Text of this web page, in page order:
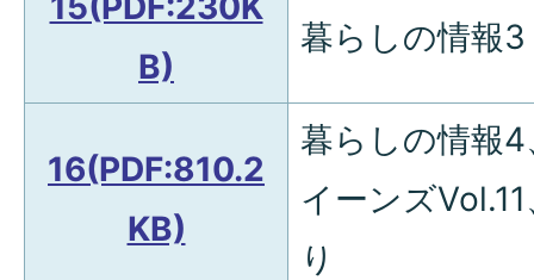
B)
暮らしの情報3
16(PDF:810.2
KB)
暮らしの情報
イーンズ
り